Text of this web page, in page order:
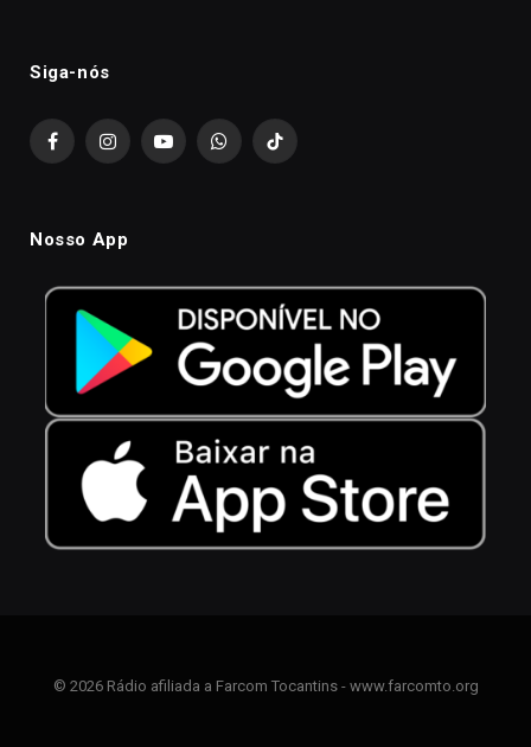
Siga-nós
FacebookInstagramYouTubeWhatsAppTikTok
Nosso App
© 2026 Rádio afiliada a Farcom Tocantins - www.farcomto.org